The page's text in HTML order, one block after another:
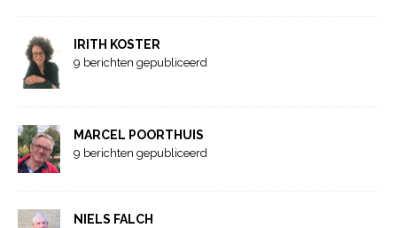
IRITH KOSTER
9 berichten gepubliceerd
MARCEL POORTHUIS
9 berichten gepubliceerd
NIELS FALCH